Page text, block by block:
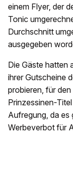
einem Flyer, der
Tonic
Durchschnitt
ausgegeben
Die Gäste hatten
ihrer Gutscheine
probieren, für
Prinzessinen-
Aufregung, da es
Werbeverbot für